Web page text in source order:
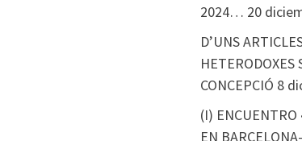
2024… 20
D’UNS
HETERODOXES
CONCEPCIÓ 8
(I) ENCUENTRO
EN